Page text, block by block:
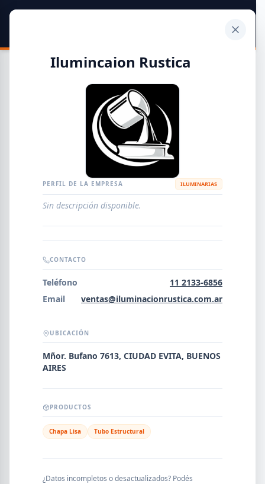
Guía de Empresas Metalúrgicas y Siderúrgicas
METALÚRGICAS
EMPRESAS AGREGAR EMPRESA
Error al cargar empresas.
SEGMENTO
PROVINCIA
Ilumincaion Rustica
PERFIL DE LA EMPRESA ILUMINARIAS
Sin descripción disponible.
CONTACTO
Teléfono
11 2133-6856
Email
ventas@iluminacionrustica.com.ar
UBICACIÓN
Mñor. Bufano 7613, CIUDAD EVITA, BUENOS
AIRES
PRODUCTOS
Chapa Lisa Tubo Estructural
¿Datos incompletos o desactualizados? Podés